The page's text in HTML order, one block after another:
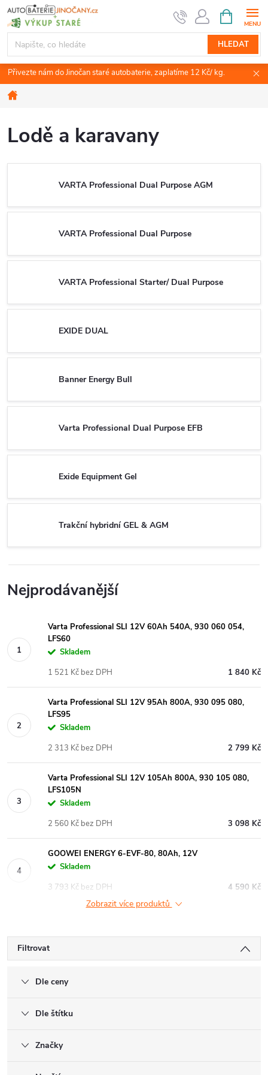
Přejít
na
obsah
HLEDAT
NÁKUPNÍ
KOŠÍK
Přivezte nám do Jinočan staré autobaterie, zaplatíme 12 Kč/ kg.
Domů
Lodě a karavany
VARTA Professional Dual Purpose AGM
VARTA Professional Dual Purpose
VARTA Professional Starter/ Dual Purpose
EXIDE DUAL
Banner Energy Bull
Varta Professional Dual Purpose EFB
Exide Equipment Gel
Trakční hybridní GEL & AGM
Nejprodávanější
Varta Professional SLI 12V 60Ah 540A, 930 060 054,
LFS60
Skladem
1 840 Kč
1 521 Kč bez DPH
Varta Professional SLI 12V 95Ah 800A, 930 095 080,
LFS95
Skladem
2 799 Kč
2 313 Kč bez DPH
Varta Professional SLI 12V 105Ah 800A, 930 105 080,
LFS105N
Skladem
3 098 Kč
2 560 Kč bez DPH
GOOWEI ENERGY 6-EVF-80, 80Ah, 12V
Skladem
4 590 Kč
3 793 Kč bez DPH
Zobrazit více produktů
Filtrovat
Dle ceny
Dle štítku
Značky